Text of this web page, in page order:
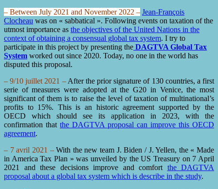
– Between July 2021 and November 2022 – Jean-François
Clocheau was on « sabbatical ». Following events on taxation of the
utmost importance as the objectives of the United Nations in the
context of obtaining a consensual global tax system. I try to
participate in this project by presenting the DAGTVA Global Tax
System worked out since 2020. Today, no one in the world has
disputed this proposal.
– 9/10 juillet 2021 – After the prior signature of 130 countries, a first
serie of measures were adopted at the G20 in Venice, the most
significant of them is to raise the level of taxation of multinational’s
profits to 15%. This is an historic agreement supported by the
OECD which should see its application in 2023, with the
confirmation that the DAGTVA proposal can improve this OECD
agreement.
– 7 avril 2021 –With the new team J. Biden / J. Yellen, the « Made
in America Tax Plan » was unveiled by the US Treasury on 7 April
2021 and these decisions improve and comfort the DAGTVA
proposal about a global tax system which is describe in the study.